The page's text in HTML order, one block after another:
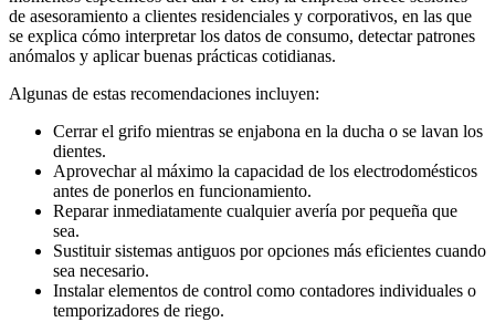
de asesoramiento a clientes residenciales y corporativos, en las que
se explica cómo interpretar los datos de consumo, detectar patrones
anómalos y aplicar buenas prácticas cotidianas.
Algunas de estas recomendaciones incluyen:
Cerrar el grifo mientras se enjabona en la ducha o se lavan los
dientes.
Aprovechar al máximo la capacidad de los electrodomésticos
antes de ponerlos en funcionamiento.
Reparar inmediatamente cualquier avería por pequeña que
sea.
Sustituir sistemas antiguos por opciones más eficientes cuando
sea necesario.
Instalar elementos de control como contadores individuales o
temporizadores de riego.